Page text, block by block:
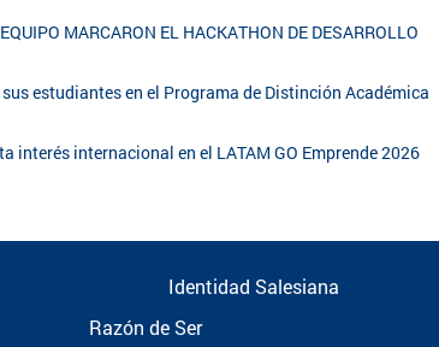
MARCARON EL HACKATHON DE DESARROLLO
estudiantes en el Programa de Distinción Académica
interés internacional en el LATAM GO Emprende 2026
Identidad Salesiana
Razón de Ser